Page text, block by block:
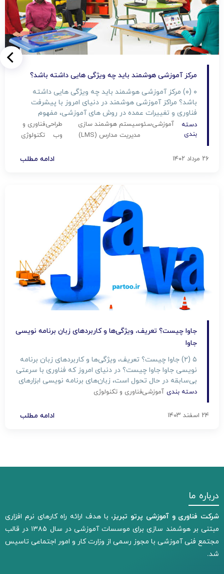
مرکز آموزشی هوشمند باید چه ویژگی هایی داشته باشد؟
۰ (۰) مرکز آموزشی هوشمند باید چه ویژگی هایی داشته
باشد؟ مراکز آموزشی هوشمند در دنیای امروز با پیشرفت
فناوری و تغییرات عمده در روش های آموزشی، مفهوم
آموزش نیز تغییر کرده است. یک مرکز آموزشی هوشمند نه
تنها به انتقال دانش محدود نمی‌شود بلکه باید ابزارها و
دسته
بندی
آموزشیسئوسیستم هوشمند سازی
مدیریت مدارس (LMS)
طراحی
وب
فناوری و
تکنولوژی
۲۶ مرداد ۱۴۰۲ ادامه مطلب
جاوا چیست؟ تعریف، ویژگی‌ها و کاربردهای زبان برنامه نویسی
جاوا
۵ (۲) جاوا چیست؟ تعریف، ویژگی‌ها و کاربردهای زبان برنامه
نویسی جاوا جاوا چیست؟ در دنیای امروز که فناوری با سرعتی
بی‌سابقه در حال تحول است، زبان‌های برنامه نویسی ابزارهای
قدرتمندی به شمار می‌روند که در توسعه نرم‌افزارهای مدرن
برجسته‌ترین و پرکاربردترین زبان‌ها، در میان […]
دسته بندی آموزشیفناوری و تکنولوژی
۲۴ اسفند ۱۴۰۳ ادامه مطلب
درباره ما
شرکت فناوری و آموزشی پرتو تبریز، با هدف ارائه راه کارهای نرم افزاری
مبتنی بر هوشمند سازی برای موسسات آموزشی در سال ۱۳۸۵ در قالب
مجتمع فنی آموزشی با مجوز رسمی از وزارت کار و امور اجتماعی تاسیس
شد.